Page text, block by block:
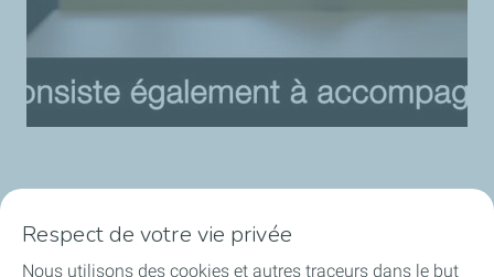
Respect de votre vie privée
Nous utilisons des cookies et autres traceurs dans le but